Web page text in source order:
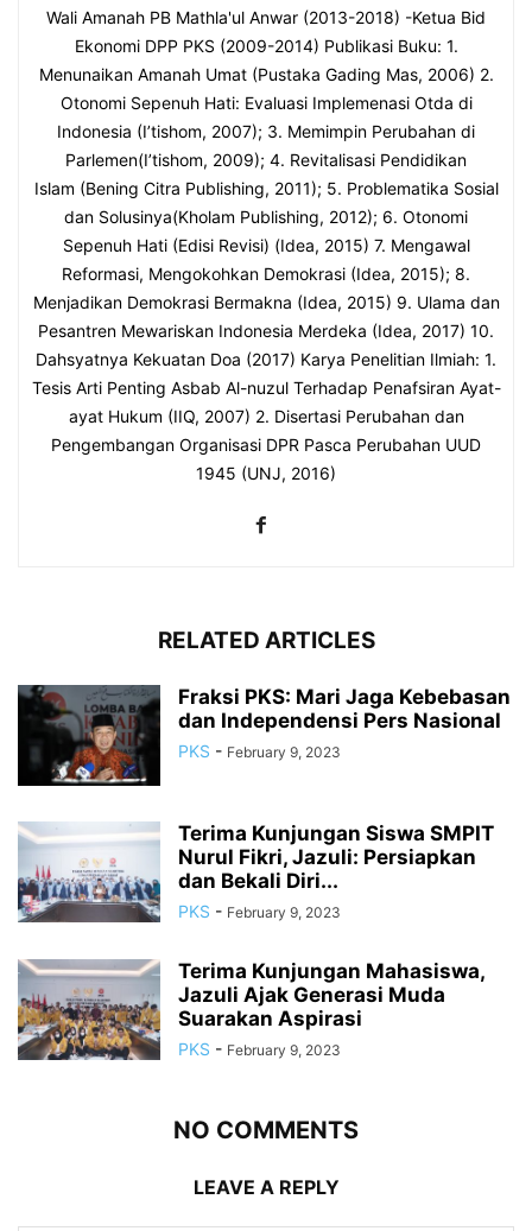
Wali Amanah PB Mathla'ul Anwar (2013-2018) -Ketua Bid
Ekonomi DPP PKS (2009-2014) Publikasi Buku: 1.
Menunaikan Amanah Umat (Pustaka Gading Mas, 2006) 2.
Otonomi Sepenuh Hati: Evaluasi Implemenasi Otda di
Indonesia (I’tishom, 2007); 3. Memimpin Perubahan di
Parlemen(I’tishom, 2009); 4. Revitalisasi Pendidikan
Islam (Bening Citra Publishing, 2011); 5. Problematika Sosial
dan Solusinya(Kholam Publishing, 2012); 6. Otonomi
Sepenuh Hati (Edisi Revisi) (Idea, 2015) 7. Mengawal
Reformasi, Mengokohkan Demokrasi (Idea, 2015); 8.
Menjadikan Demokrasi Bermakna (Idea, 2015) 9. Ulama dan
Pesantren Mewariskan Indonesia Merdeka (Idea, 2017) 10.
Dahsyatnya Kekuatan Doa (2017) Karya Penelitian Ilmiah: 1.
Tesis Arti Penting Asbab Al-nuzul Terhadap Penafsiran Ayat-
ayat Hukum (IIQ, 2007) 2. Disertasi Perubahan dan
Pengembangan Organisasi DPR Pasca Perubahan UUD
1945 (UNJ, 2016)
RELATED ARTICLES
Fraksi PKS: Mari Jaga Kebebasan
dan Independensi Pers Nasional
PKS - February 9, 2023
Terima Kunjungan Siswa SMPIT
Nurul Fikri, Jazuli: Persiapkan
dan Bekali Diri...
PKS - February 9, 2023
Terima Kunjungan Mahasiswa,
Jazuli Ajak Generasi Muda
Suarakan Aspirasi
PKS - February 9, 2023
NO COMMENTS
LEAVE A REPLY